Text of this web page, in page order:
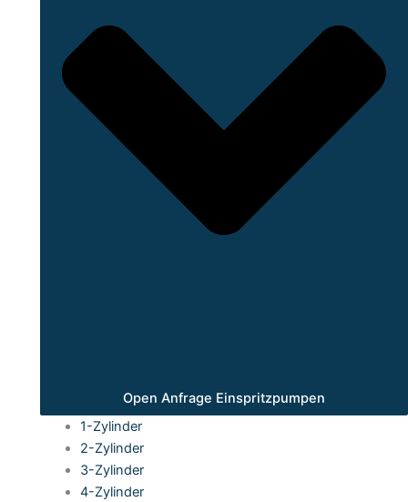
Open Anfrage Einspritzpumpen
1-Zylinder
2-Zylinder
3-Zylinder
4-Zylinder